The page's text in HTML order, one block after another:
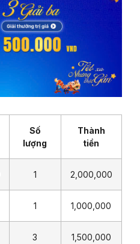
Số
lượng
Thành
tiền
1 2,000,000
1 1,000,000
3 1,500,000